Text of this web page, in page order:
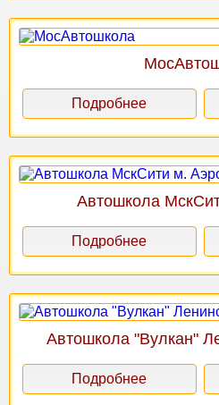
Подробнее
Автошкола
Подробнее
Автошкола "Вулкан"
Подробнее